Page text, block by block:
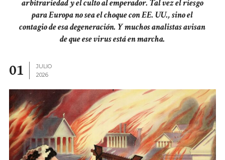
arbitrariedad y el culto al emperador. Tal vez el riesgo
para Europa no sea el choque con EE. UU., sino el
contagio de esa degeneración. Y muchos analistas avisan
de que ese virus está en marcha.
01
JULIO
2026